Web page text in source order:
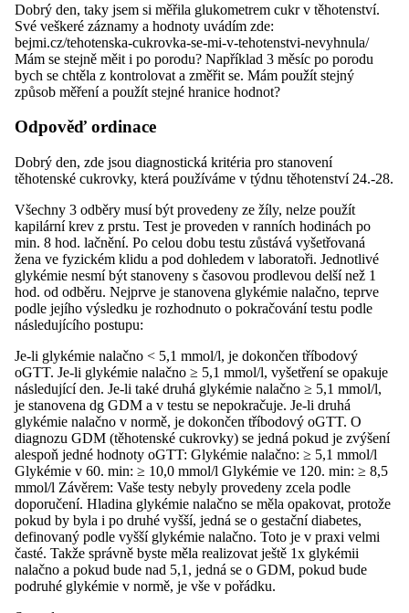
Dobrý den, taky jsem si měřila glukometrem cukr v těhotenství.
Své veškeré záznamy a hodnoty uvádím zde:
bejmi.cz/tehotenska-cukrovka-se-mi-v-tehotenstvi-nevyhnula/
Mám se stejně měit i po porodu? Například 3 měsíc po porodu
bych se chtěla z kontrolovat a změřit se. Mám použít stejný
způsob měření a použít stejné hranice hodnot?
Odpověď ordinace
Dobrý den, zde jsou diagnostická kritéria pro stanovení
těhotenské cukrovky, která používáme v týdnu těhotenství 24.-28.
Všechny 3 odběry musí být provedeny ze žíly, nelze použít
kapilární krev z prstu. Test je proveden v ranních hodinách po
min. 8 hod. lačnění. Po celou dobu testu zůstává vyšetřovaná
žena ve fyzickém klidu a pod dohledem v laboratoři. Jednotlivé
glykémie nesmí být stanoveny s časovou prodlevou delší než 1
hod. od odběru. Nejprve je stanovena glykémie nalačno, teprve
podle jejího výsledku je rozhodnuto o pokračování testu podle
následujícího postupu:
Je-li glykémie nalačno < 5,1 mmol/l, je dokončen tříbodový
oGTT. Je-li glykémie nalačno ≥ 5,1 mmol/l, vyšetření se opakuje
následující den. Je-li také druhá glykémie nalačno ≥ 5,1 mmol/l,
je stanovena dg GDM a v testu se nepokračuje. Je-li druhá
glykémie nalačno v normě, je dokončen tříbodový oGTT. O
diagnozu GDM (těhotenské cukrovky) se jedná pokud je zvýšení
alespoň jedné hodnoty oGTT: Glykémie nalačno: ≥ 5,1 mmol/l
Glykémie v 60. min: ≥ 10,0 mmol/l Glykémie ve 120. min: ≥ 8,5
mmol/l Závěrem: Vaše testy nebyly provedeny zcela podle
doporučení. Hladina glykémie nalačno se měla opakovat, protože
pokud by byla i po druhé vyšší, jedná se o gestační diabetes,
definovaný podle vyšší glykémie nalačno. Toto je v praxi velmi
časté. Takže správně byste měla realizovat ještě 1x glykémii
nalačno a pokud bude nad 5,1, jedná se o GDM, pokud bude
podruhé glykémie v normě, je vše v pořádku.